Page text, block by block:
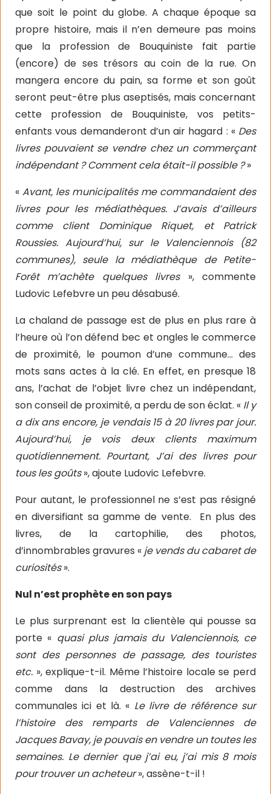
que soit le point du globe. A chaque époque sa
propre histoire, mais il n’en demeure pas moins
que la profession de Bouquiniste fait partie
(encore) de ses trésors au coin de la rue. On
mangera encore du pain, sa forme et son goût
seront peut-être plus aseptisés, mais concernant
cette profession de Bouquiniste, vos petits-
enfants vous demanderont d’un air hagard : « Des
livres pouvaient se vendre chez un commerçant
indépendant ? Comment cela était-il possible ?»
« Avant, les municipalités me commandaient des
livres pour les médiathèques. J’avais d’ailleurs
comme client Dominique Riquet, et Patrick
Roussies. Aujourd’hui, sur le Valenciennois (82
communes), seule la médiathèque de Petite-
Forêt m’achète quelques livres », commente
Ludovic Lefebvre un peu désabusé.
La chaland de passage est de plus en plus rare à
l’heure où l’on défend bec et ongles le commerce
de proximité, le poumon d’une commune… des
mots sans actes à la clé. En effet, en presque 18
ans, l’achat de l’objet livre chez un indépendant,
son conseil de proximité, a perdu de son éclat. « Il y
a dix ans encore, je vendais 15 à 20 livres par jour.
Aujourd’hui, je vois deux clients maximum
quotidiennement. Pourtant, J’ai des livres pour
tous les goûts», ajoute Ludovic Lefebvre.
Pour autant, le professionnel ne s’est pas résigné
en diversifiant sa gamme de vente.
En plus des
livres, de la cartophilie, des photos,
d’innombrables gravures « je vends du cabaret de
curiosités».
Nul n’est prophète en son pays
Le plus surprenant est la clientèle qui pousse sa
porte « quasi plus jamais du Valenciennois, ce
sont des personnes de passage, des touristes
etc. », explique-t-il. Même l’histoire locale se perd
comme dans la destruction des archives
communales ici et là. « Le livre de référence sur
l’histoire des remparts de Valenciennes de
Jacques Bavay, je pouvais en vendre un toutes les
semaines. Le dernier que j’ai eu, j’ai mis 8 mois
pour trouver un acheteur», assène-t-il !